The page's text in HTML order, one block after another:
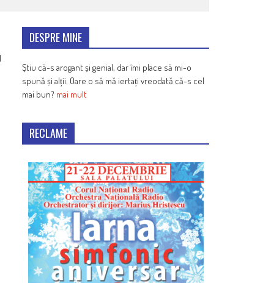
DESPRE MINE
Știu că-s arogant și genial, dar îmi place să mi-o
spună și alții. Oare o să mă iertați vreodată că-s cel
mai bun? mai mult
RECLAME